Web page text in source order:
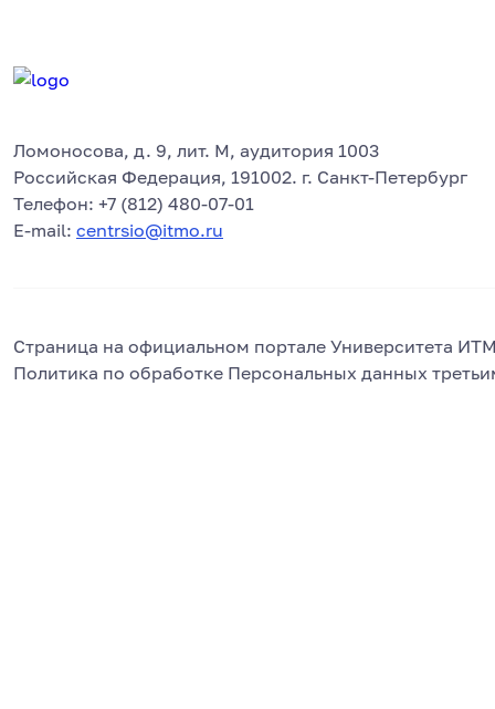
Ломоносова, д. 9, лит. М, аудитория 1003
Российская Федерация, 191002. г. Санкт-Петербург
Телефон: +7 (812) 480-07-01
E-mail: centrsio@itmo.ru
Страница на официальном портале Университета
Политика по обработке Персональных данных